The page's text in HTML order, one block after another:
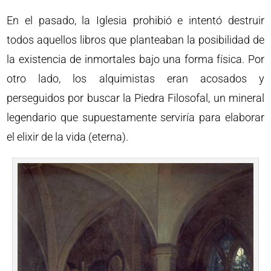
En el pasado, la Iglesia prohibió e intentó destruir
todos aquellos libros que planteaban la posibilidad de
la existencia de inmortales bajo una forma física. Por
otro lado, los alquimistas eran acosados y
perseguidos por buscar la Piedra Filosofal, un mineral
legendario que supuestamente serviría para elaborar
el elixir de la vida (eterna).